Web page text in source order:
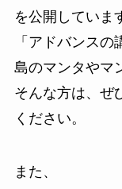
を公開していま
「アドバンス
島のマンタやマ
そんな方は、ぜ
ください。
また、